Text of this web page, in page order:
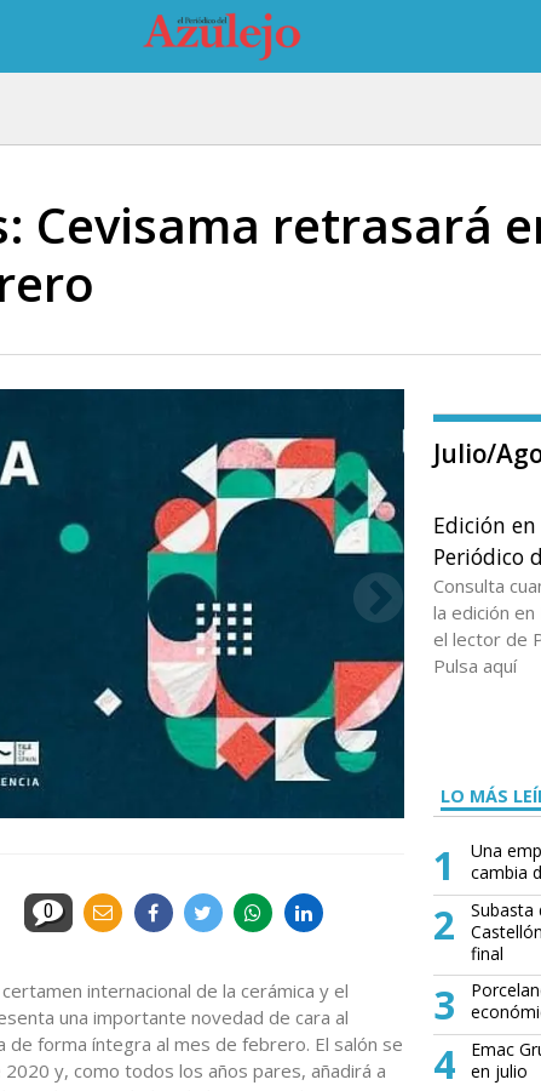
Cevisama retrasará
0
internacional de la cerámica y el
una importante novedad de cara al
forma íntegra al mes de febrero. El salón se
y, como todos los años pares, añadirá a
Julio/
Edición en
Periódico
Consulta
la edición
el lector de
Pulsa aquí
LO MÁS
1
Una
cambia
2
Subasta
final
3
4
Emac
en julio